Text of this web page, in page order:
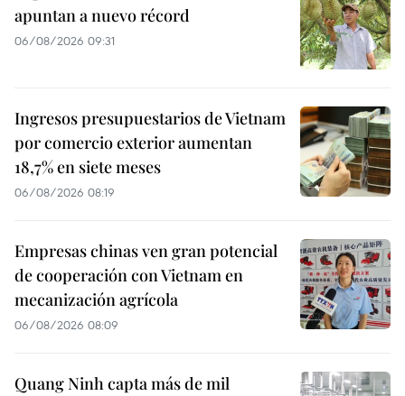
apuntan a nuevo récord
06/08/2026 09:31
Ingresos presupuestarios de Vietnam
por comercio exterior aumentan
18,7% en siete meses
06/08/2026 08:19
Empresas chinas ven gran potencial
de cooperación con Vietnam en
mecanización agrícola
06/08/2026 08:09
Quang Ninh capta más de mil